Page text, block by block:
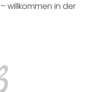
willkommen in der